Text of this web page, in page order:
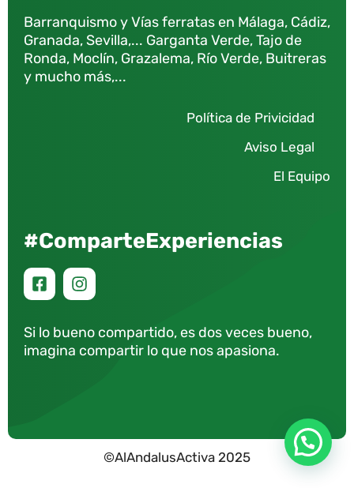
Barranquismo y Vías ferratas en Málaga, Cádiz,
Granada, Sevilla,... Garganta Verde, Tajo de
Ronda, Moclín, Grazalema, Río Verde, Buitreras
y mucho más,...
Política de Privicidad
Aviso Legal
El Equipo
#ComparteExperiencias
Si lo bueno compartido, es dos veces bueno,
imagina compartir lo que nos apasiona.
©AlAndalusActiva 2025